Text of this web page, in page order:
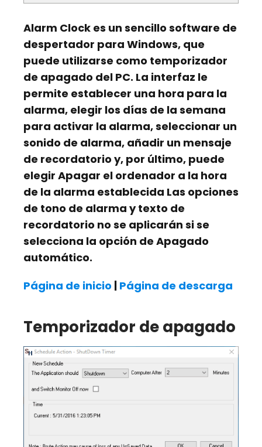
Alarm Clock es un sencillo software de
despertador para Windows, que
puede utilizarse como temporizador
de apagado del PC. La interfaz le
permite establecer una hora para la
alarma, elegir los días de la semana
para activar la alarma, seleccionar un
sonido de alarma, añadir un mensaje
de recordatorio y, por último, puede
elegir Apagar el ordenador a la hora
de la alarma establecida Las opciones
de tono de alarma y texto de
recordatorio no se aplicarán si se
selecciona la opción de Apagado
automático.
Página de inicio | Página de descarga
Temporizador de apagado